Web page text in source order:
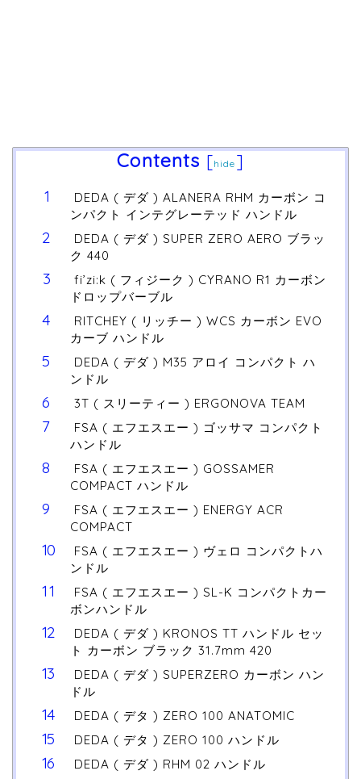
Contents [hide ]
DEDA ( デダ ) ALANERA RHM カーボン コ
ンパクト インテグレーテッド ハンドル
DEDA ( デダ ) SUPER ZERO AERO ブラッ
ク 440
fi’zi:k ( フィジーク ) CYRANO R1 カーボン
ドロップバーブル
RITCHEY ( リッチー ) WCS カーボン EVO
カーブ ハンドル
DEDA ( デダ ) M35 アロイ コンパクト ハ
ンドル
3T ( スリーティー ) ERGONOVA TEAM
FSA ( エフエスエー ) ゴッサマ コンパクト
ハンドル
FSA ( エフエスエー ) GOSSAMER
COMPACT ハンドル
FSA ( エフエスエー ) ENERGY ACR
COMPACT
FSA ( エフエスエー ) ヴェロ コンパクトハ
ンドル
FSA ( エフエスエー ) SL-K コンパクトカー
ボンハンドル
DEDA ( デダ ) KRONOS TT ハンドル セッ
ト カーボン ブラック 31.7mm 420
DEDA ( デダ ) SUPERZERO カーボン ハン
ドル
DEDA ( デタ ) ZERO 100 ANATOMIC
DEDA ( デタ ) ZERO 100 ハンドル
DEDA ( デダ ) RHM 02 ハンドル